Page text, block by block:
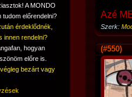
A MONDO
előrendelni?
érdeklődnék,
innen rendelni?
hogyan
előre is.
bezárt vagy
Azé
Szerk:
(#550)